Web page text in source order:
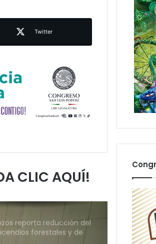
Twitter
CLIC AQUÍ!
destacan impacto
metropolitana
para sus
mantenimiento urbano
de Guadalupe y
Nava
de Circuito Potosí
forestales y de
paso a desnivel de